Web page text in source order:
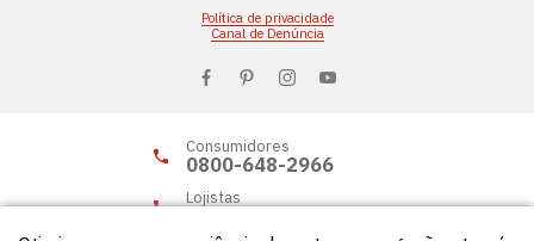
Política de privacidade
Canal de Denúncia
Consumidores
0800-648-2966
Lojistas